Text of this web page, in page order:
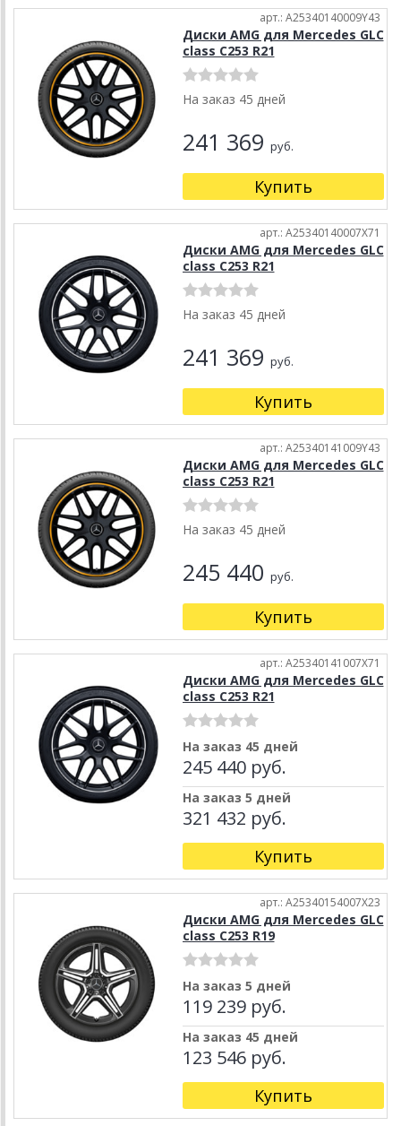
арт.: A25340140009Y43
Диски AMG для Mercedes GLC
class C253 R21
На заказ 45 дней
241 369 руб.
Купить
арт.: A25340140007X71
Диски AMG для Mercedes GLC
class C253 R21
На заказ 45 дней
241 369 руб.
Купить
арт.: A25340141009Y43
Диски AMG для Mercedes GLC
class C253 R21
На заказ 45 дней
245 440 руб.
Купить
арт.: A25340141007X71
Диски AMG для Mercedes GLC
class C253 R21
На заказ 45 дней
245 440 руб.
На заказ 5 дней
321 432 руб.
Купить
арт.: A25340154007X23
Диски AMG для Mercedes GLC
class C253 R19
На заказ 5 дней
119 239 руб.
На заказ 45 дней
123 546 руб.
Купить